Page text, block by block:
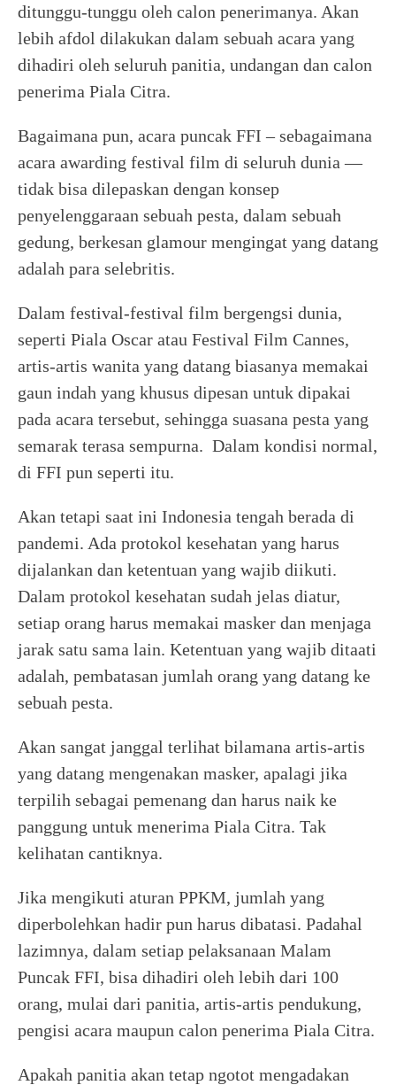
ditunggu-tunggu oleh calon penerimanya. Akan
lebih afdol dilakukan dalam sebuah acara yang
dihadiri oleh seluruh panitia, undangan dan calon
penerima Piala Citra.
Bagaimana pun, acara puncak FFI – sebagaimana
acara awarding festival film di seluruh dunia —
tidak bisa dilepaskan dengan konsep
penyelenggaraan sebuah pesta, dalam sebuah
gedung, berkesan glamour mengingat yang datang
adalah para selebritis.
Dalam festival-festival film bergengsi dunia,
seperti Piala Oscar atau Festival Film Cannes,
artis-artis wanita yang datang biasanya memakai
gaun indah yang khusus dipesan untuk dipakai
pada acara tersebut, sehingga suasana pesta yang
semarak terasa sempurna. Dalam kondisi normal,
di FFI pun seperti itu.
Akan tetapi saat ini Indonesia tengah berada di
pandemi. Ada protokol kesehatan yang harus
dijalankan dan ketentuan yang wajib diikuti.
Dalam protokol kesehatan sudah jelas diatur,
setiap orang harus memakai masker dan menjaga
jarak satu sama lain. Ketentuan yang wajib ditaati
adalah, pembatasan jumlah orang yang datang ke
sebuah pesta.
Akan sangat janggal terlihat bilamana artis-artis
yang datang mengenakan masker, apalagi jika
terpilih sebagai pemenang dan harus naik ke
panggung untuk menerima Piala Citra. Tak
kelihatan cantiknya.
Jika mengikuti aturan PPKM, jumlah yang
diperbolehkan hadir pun harus dibatasi. Padahal
lazimnya, dalam setiap pelaksanaan Malam
Puncak FFI, bisa dihadiri oleh lebih dari 100
orang, mulai dari panitia, artis-artis pendukung,
pengisi acara maupun calon penerima Piala Citra.
Apakah panitia akan tetap ngotot mengadakan